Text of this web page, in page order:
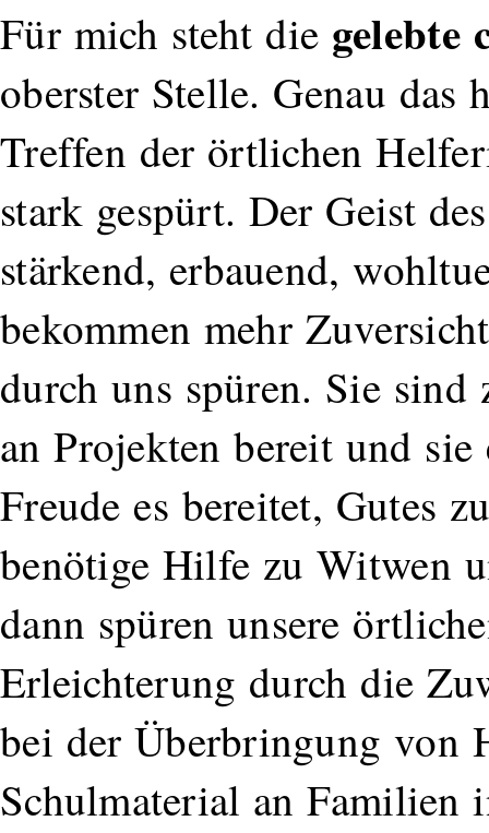
Für mich steht die gelebte
oberster Stelle. Genau das
Treffen der örtlichen
stark gespürt. Der Geist
stärkend, erbauend,
bekommen mehr
durch uns spüren. Sie
an Projekten bereit und
Freude es bereitet, Gutes
benötige Hilfe zu Witwen
dann spüren unsere
Erleichterung durch die
bei der Überbringung von
Schulmaterial an Familien